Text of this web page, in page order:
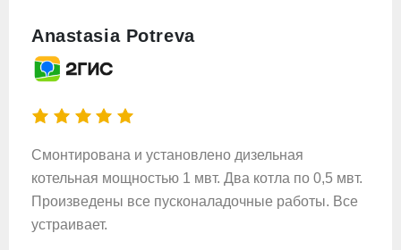
Anastasia Potreva
Смонтирована и установлено дизельная
котельная мощностью 1 мвт. Два котла по 0,5 мвт.
Произведены все пусконаладочные работы. Все
устраивает.